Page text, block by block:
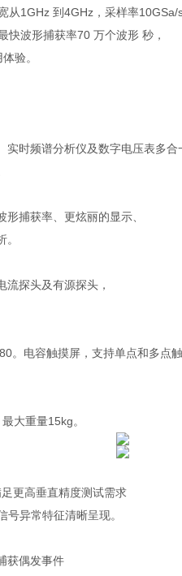
1GHz 到4GHz，采样率10GSa/s
快波形捕获率70 万个波形 秒，
验。
时频谱分析仪及数字电压表多合
捕获率、更炫丽的显示、
探头及有源探头，
。电容触摸屏，支持单点和多点触
大重量15kg。
更高垂直精度测试需求
异常特征清晰呈现。
获偶发事件